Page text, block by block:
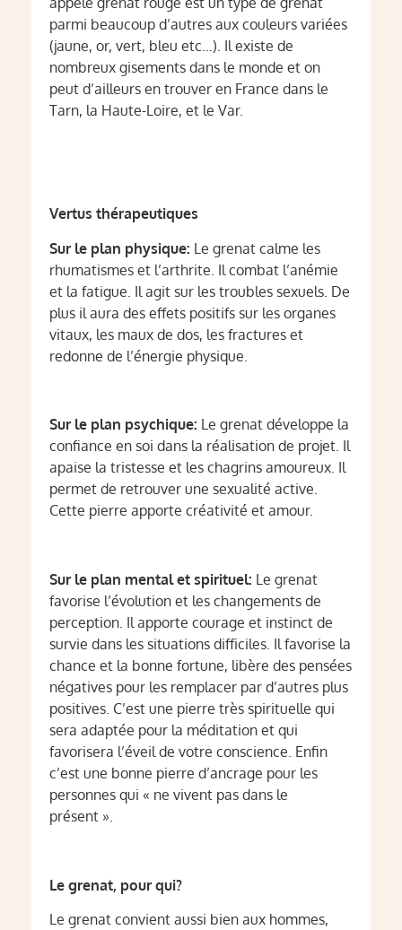
parmi beaucoup d’autres aux couleurs variées
(jaune, or, vert, bleu etc…). Il existe de
nombreux gisements dans le monde et on
peut d’ailleurs en trouver en France dans le
Tarn, la Haute-Loire, et le Var.
Vertus thérapeutiques
Sur le plan physique: Le grenat calme les
rhumatismes et l’arthrite. Il combat l’anémie
et la fatigue. Il agit sur les troubles sexuels. De
plus il aura des effets positifs sur les organes
vitaux, les maux de dos, les fractures et
redonne de l’énergie physique.
Sur le plan psychique: Le grenat développe la
confiance en soi dans la réalisation de projet. Il
apaise la tristesse et les chagrins amoureux. Il
permet de retrouver une sexualité active.
Cette pierre apporte créativité et amour.
Sur le plan mental et spirituel: Le grenat
favorise l’évolution et les changements de
perception. Il apporte courage et instinct de
survie dans les situations difficiles. Il favorise la
chance et la bonne fortune, libère des pensées
négatives pour les remplacer par d’autres plus
positives. C’est une pierre très spirituelle qui
sera adaptée pour la méditation et qui
favorisera l’éveil de votre conscience. Enfin
c’est une bonne pierre d’ancrage pour les
personnes qui « ne vivent pas dans le
présent ».
Le grenat, pour qui?
Le grenat convient aussi bien aux hommes,